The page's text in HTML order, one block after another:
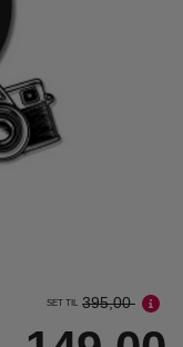
SET TIL 395,00